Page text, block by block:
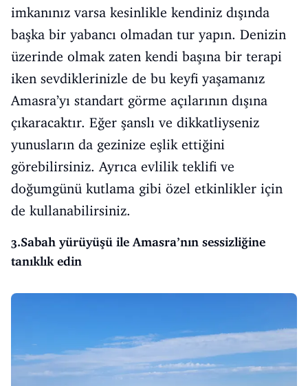
imkanınız varsa kesinlikle kendiniz dışında
başka bir yabancı olmadan tur yapın. Denizin
üzerinde olmak zaten kendi başına bir terapi
iken sevdiklerinizle de bu keyfi yaşamanız
Amasra’yı standart görme açılarının dışına
çıkaracaktır. Eğer şanslı ve dikkatliyseniz
yunusların da gezinize eşlik ettiğini
görebilirsiniz. Ayrıca evlilik teklifi ve
doğumgünü kutlama gibi özel etkinlikler için
de kullanabilirsiniz.
3.Sabah yürüyüşü ile Amasra’nın sessizliğine
tanıklık edin